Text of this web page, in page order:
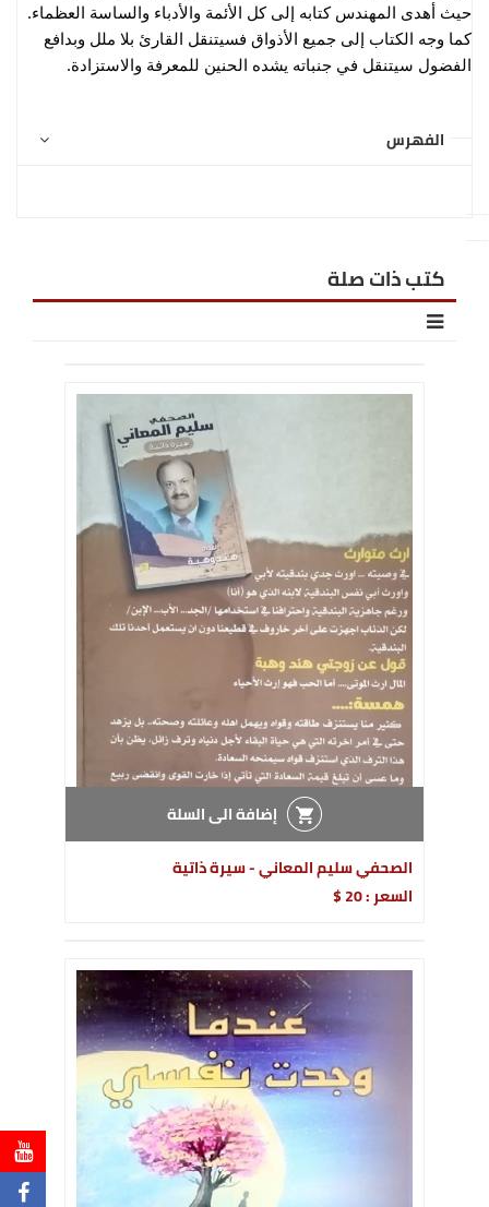
حيث أهدى المهندس كتابه إلى كل الأئمة والأدباء والساسة العظماء.
كما وجه الكتاب إلى جميع الأذواق فسيتنقل القارئ بلا ملل وبدافع
الفضول سيتنقل في جنباته يشده الحنين للمعرفة والاستزادة.
الفهرس
كتب ذات صلة
إضافة الى السلة
الصحفي سليم المعاني - سيرة ذاتية
السعر : 20 $